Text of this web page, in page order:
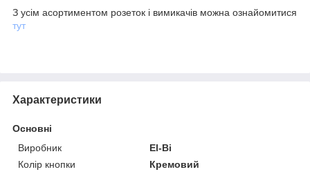
З усім асортиментом розеток і вимикачів можна ознайомитися
тут
Характеристики
Основні
Виробник
El-Bi
Колір кнопки
Кремовий